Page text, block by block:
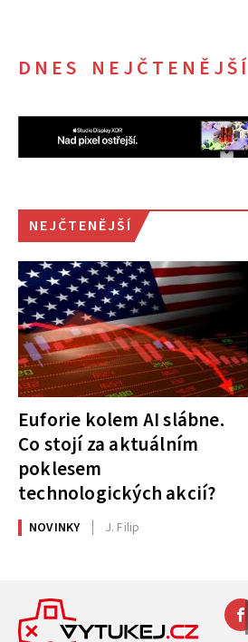
DNES NEJČTENĚJŠÍ
NEJČTENĚJŠÍ
Euforie kolem AI slábne.
Co stojí za aktuálním
poklesem
technologických akcií?
NOVINKY J. Filip